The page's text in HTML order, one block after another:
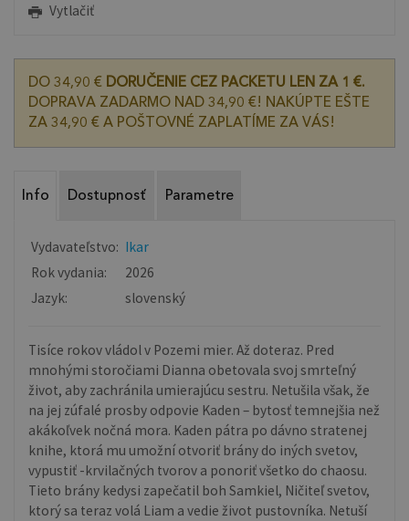
Vytlačiť
DO 34,90 € DORUČENIE CEZ PACKETU LEN ZA 1 €.
DOPRAVA ZADARMO NAD 34,90 €! NAKÚPTE EŠTE
ZA 34,90 € A POŠTOVNÉ ZAPLATÍME ZA VÁS!
Info Dostupnosť Parametre
Vydavateľstvo: Ikar
Rok vydania:
2026
Jazyk:
slovenský
Tisíce rokov vládol v Pozemi mier. Až doteraz. Pred
mnohými storočiami Dianna obetovala svoj smrteľný
život, aby zachránila umierajúcu sestru. Netušila však, že
na jej zúfalé prosby odpovie Kaden – bytosť temnejšia než
akákoľvek nočná mora. Kaden pátra po dávno stratenej
knihe, ktorá mu umožní otvoriť brány do iných svetov,
vypustiť -krvilačných tvorov a ponoriť všetko do chaosu.
Tieto brány kedysi zapečatil boh Samkiel, Ničiteľ svetov,
ktorý sa teraz volá Liam a vedie život pustovníka. Netuší